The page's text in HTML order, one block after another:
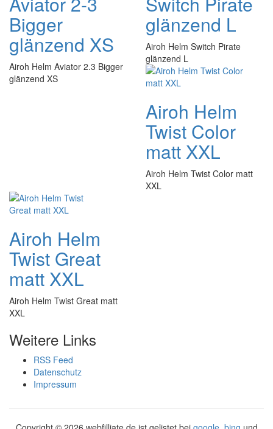
Bigger
glänzend XS
Airoh Helm Aviator 2.3 Bigger
glänzend XS
glänzend L
Airoh Helm Switch Pirate
glänzend L
Airoh Helm
Twist Color
matt XXL
Airoh Helm Twist Color matt
XXL
Airoh Helm
Twist Great
matt XXL
Airoh Helm Twist Great matt
XXL
Weitere Links
RSS Feed
Datenschutz
Impressum